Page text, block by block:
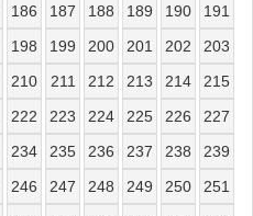
186 187 188 189 190
191
198 199 200 201 202
203
210 211 212 213 214
215
222 223 224 225 226
227
234 235 236 237 238
239
246 247 248 249 250
251